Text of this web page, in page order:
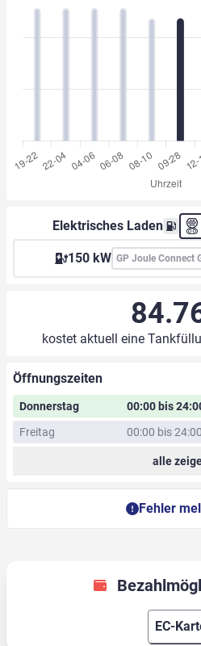
Elektrisches Laden
150 kW GP Joule Connect
kostet aktuell eine
Öffnungszeiten
Donnerstag
00:00 bis
Freitag
00:00 bis
alle
Fehler
EC-